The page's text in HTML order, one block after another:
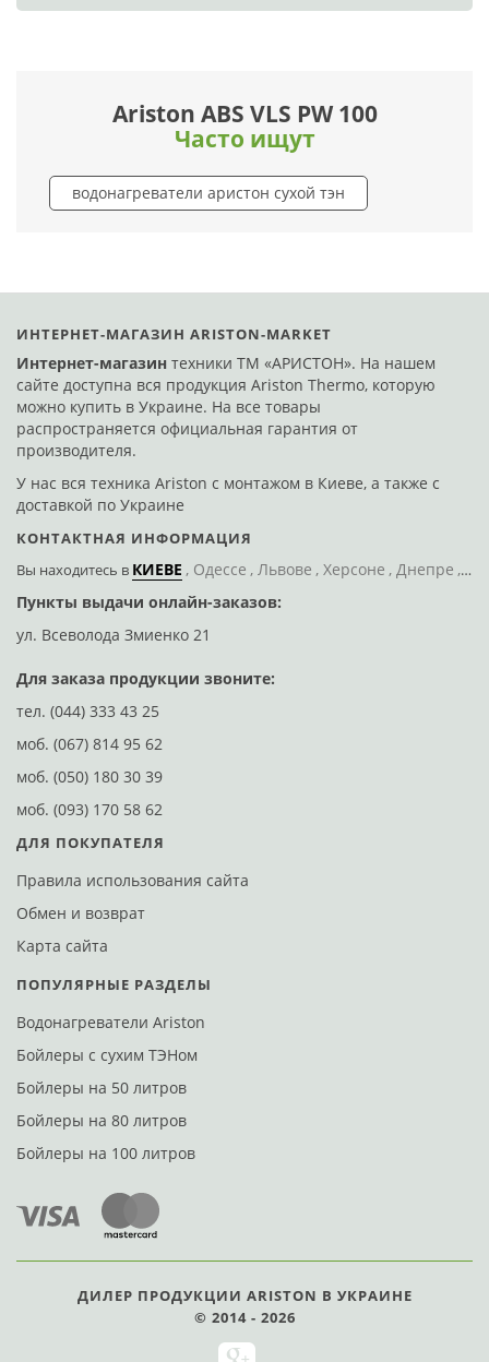
Ariston ABS VLS PW 100
Часто ищут
водонагреватели аристон сухой тэн
ИНТЕРНЕТ-МАГАЗИН ARISTON-MARKET
Интернет-магазин техники ТМ «АРИСТОН». На нашем
сайте доступна вся продукция Ariston Thermo, которую
можно купить в Украине. На все товары
распространяется официальная гарантия от
производителя.
У нас вся техника Ariston с монтажом в Киеве, а также с
доставкой по Украине
КОНТАКТНАЯ ИНФОРМАЦИЯ
Вы находитесь в КИЕВЕ Одессе Львове Херсоне Днепре
Пункты выдачи онлайн-заказов:
ул. Всеволода Змиенко 21
Для заказа продукции звоните:
тел. (044) 333 43 25
моб. (067) 814 95 62
моб. (050) 180 30 39
моб. (093) 170 58 62
ДЛЯ ПОКУПАТЕЛЯ
Правила использования сайта
Обмен и возврат
Карта сайта
ПОПУЛЯРНЫЕ РАЗДЕЛЫ
Водонагреватели Ariston
Бойлеры с сухим ТЭНом
Бойлеры на 50 литров
Бойлеры на 80 литров
Бойлеры на 100 литров
ДИЛЕР ПРОДУКЦИИ ARISTON В УКРАИНЕ
© 2014 - 2026